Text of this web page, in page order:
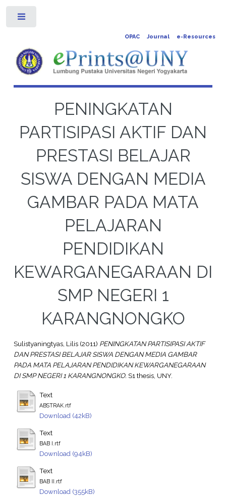
OPAC Journal e-Resources
PENINGKATAN
PARTISIPASI AKTIF DAN
PRESTASI BELAJAR
SISWA DENGAN MEDIA
GAMBAR PADA MATA
PELAJARAN
PENDIDIKAN
KEWARGANEGARAAN DI
SMP NEGERI 1
KARANGNONGKO
Sulistyaningtyas, Lilis(2011) PENINGKATAN PARTISIPASI AKTIF
DAN PRESTASI BELAJAR SISWA DENGAN MEDIA GAMBAR
PADA MATA PELAJARAN PENDIDIKAN KEWARGANEGARAAN
DI SMP NEGERI 1 KARANGNONGKO. S1 thesis, UNY.
Text
ABSTRAK.rtf
Download (42kB)
Text
BAB I.rtf
Download (94kB)
Text
BAB II.rtf
Download (355kB)